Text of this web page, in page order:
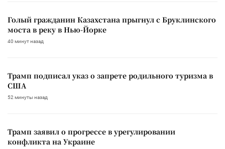
Голый гражданин Казахстана прыгнул с Бруклинского
моста в реку в Нью-Йорке
40 минут назад
Трамп подписал указ о запрете родильного туризма в
США
52 минуты назад
Трамп заявил о прогрессе в урегулировании
конфликта на Украине